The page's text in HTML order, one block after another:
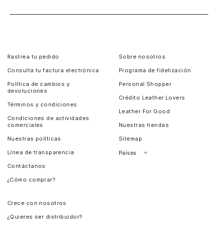
Rastrea tu pedido
Consulta tu factura electrónica
Política de cambios y
devoluciones
Términos y condiciones
Condiciones de actividades
comerciales
Nuestras políticas
Línea de transparencia
Contáctanos
¿Cómo comprar?
Sobre nosotros
Programa de fidelización
Personal Shopper
Crédito Leather Lovers
Leather For Good
Nuestras tiendas
Sitemap
Países
Crece con nosotros
¿Quieres ser distribuidor?